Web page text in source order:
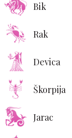
Bik
Rak
Devica
Škorpija
Jarac